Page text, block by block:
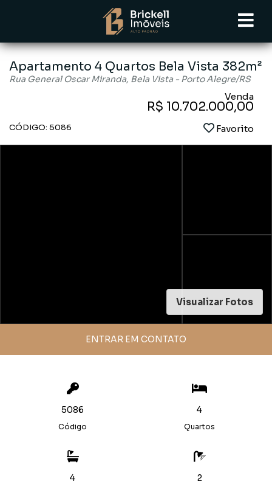
Apartamento 4 Quartos Bela Vista 382m²
Rua General Oscar Miranda, Bela Vista - Porto Alegre/RS
Venda
R$ 10.702.000,00
CÓDIGO: 5086 Favorito
Visualizar Fotos
ENTRAR EM CONTATO
5086
Código
4
Quartos
4 2